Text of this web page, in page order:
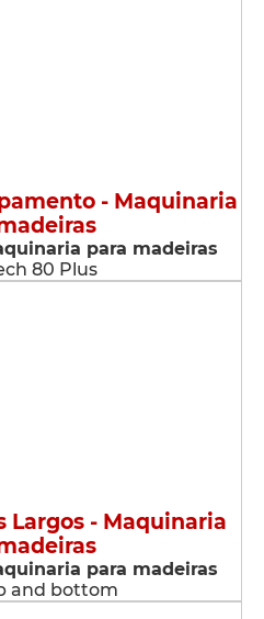
- Maquinaria
para madeiras
80 Plus
Largos - Maquinaria
para madeiras
and bottom